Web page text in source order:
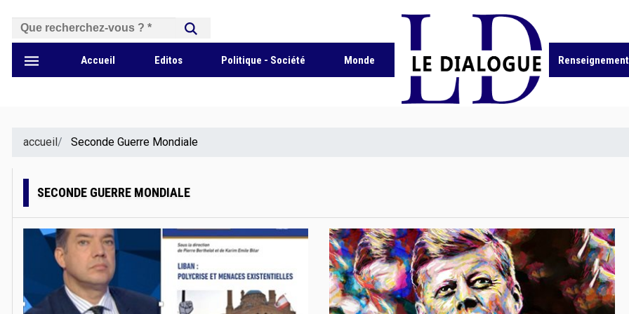
بحث
Accueil Editos Politique - Société Monde
accueil Seconde Guerre Mondiale
SECONDE GUERRE MONDIALE